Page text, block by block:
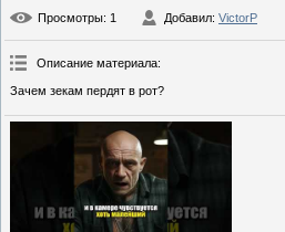
Просмотры: 1 Добавил: VictorP
Описание материала:
Зачем зекам пердят в рот?